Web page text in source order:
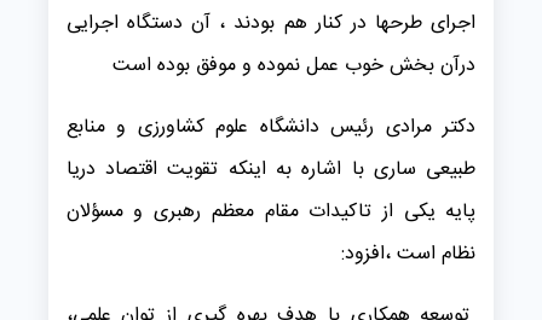
اجرای طرحها در کنار هم بودند ، آن دستگاه اجرایی
درآن بخش خوب عمل نموده و موفق بوده است
دکتر مرادی رئيس دانشگاه علوم کشاورزی و منابع
طبیعی ساری با اشاره به اینکه تقویت اقتصاد دریا
پایه یکی از تاکیدات مقام معظم رهبری و مسؤلان
نظام است ،افزود: